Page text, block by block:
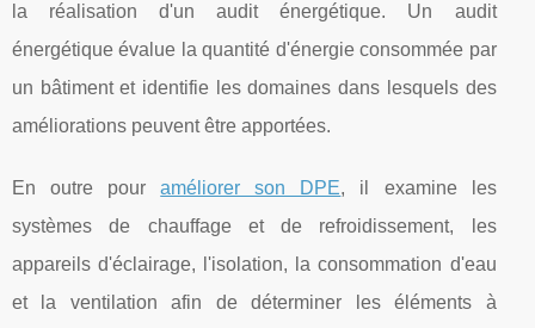
la réalisation d'un audit énergétique. Un audit
énergétique évalue la quantité d'énergie consommée par
un bâtiment et identifie les domaines dans lesquels des
améliorations peuvent être apportées.
En outre pouraméliorer son DPE, il examine les
systèmes de chauffage et de refroidissement, les
appareils d'éclairage, l'isolation, la consommation d'eau
et la ventilation afin de déterminer les éléments à